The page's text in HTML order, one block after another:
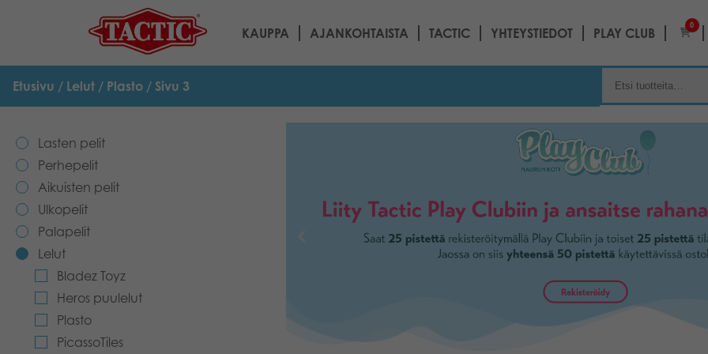
KAUPPA AJANKOHTAISTA TACTIC YHTEYSTIEDOT PLAY CLUB
0
Etusivu / Lelut / Plasto / Sivu 3
Lasten pelit
Perhepelit
Aikuisten pelit
Ulkopelit
Palapelit
Lelut
Bladez Toyz
Heros puulelut
Plasto
PicassoTiles